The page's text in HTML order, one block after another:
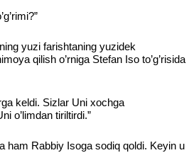
yuzi farishtaning yuzidek
qilish o’rniga Stefan Iso to’g’risida
keldi. Sizlar Uni xochga
o’limdan tiriltirdi.”
ham Rabbiy Isoga sodiq qoldi. Keyin u